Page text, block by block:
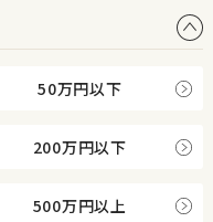
50万円以下
200万円以下
500万円以上